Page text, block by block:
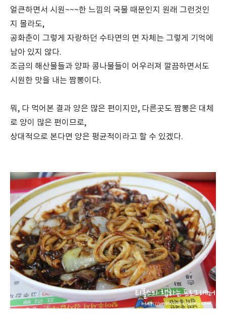
얼큰하면서 시원~~~한 느낌의 국물 때문인지 원래 그런것인
지 몰라도,
공화춘이 그렇게 자랑하던 수타면의 면 자체는 그렇게 기억에
남아 있지 않다.
조금의 해산물들과 양파 콩나물들이 어우러져 깔끔하면서도
시원한 맛을 내는 짬뽕이다.
뭐, 다 먹어본 결과 양은 많은 편이지만, 다른곳도 짬뽕은 대체
로 양이 많은 편이므로,
상대적으로 본다면 양은 평균적이라고 할 수 있겠다.